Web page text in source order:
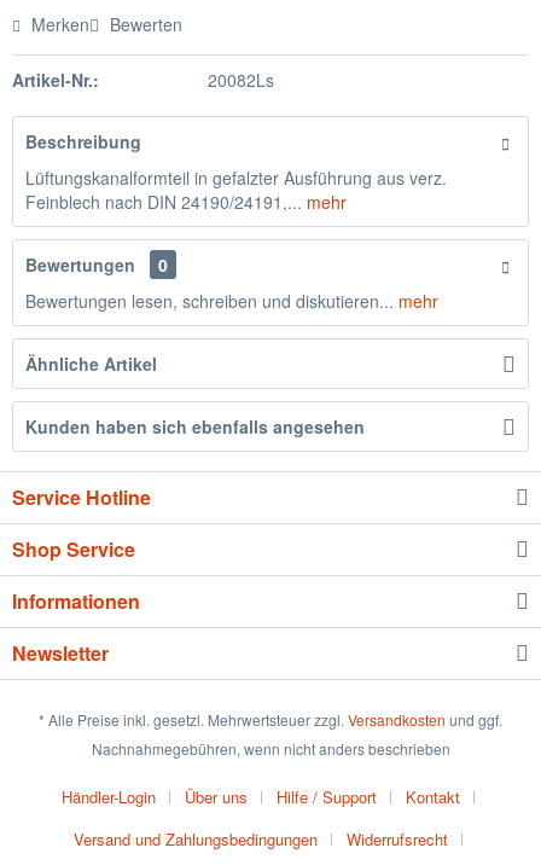
Merken Bewerten
Artikel-Nr.: 20082Ls
Beschreibung
Lüftungskanalformteil in gefalzter Ausführung aus verz.
Feinblech nach DIN 24190/24191,... mehr
Bewertungen
0
Bewertungen lesen, schreiben und diskutieren... mehr
Ähnliche Artikel
Kunden haben sich ebenfalls angesehen
Service Hotline
Shop Service
Informationen
Newsletter
* Alle Preise inkl. gesetzl. Mehrwertsteuer zzgl. Versandkosten und ggf.
Nachnahmegebühren, wenn nicht anders beschrieben
Händler-Login Über uns Hilfe / Support
Kontakt
Versand und Zahlungsbedingungen
Widerrufsrecht